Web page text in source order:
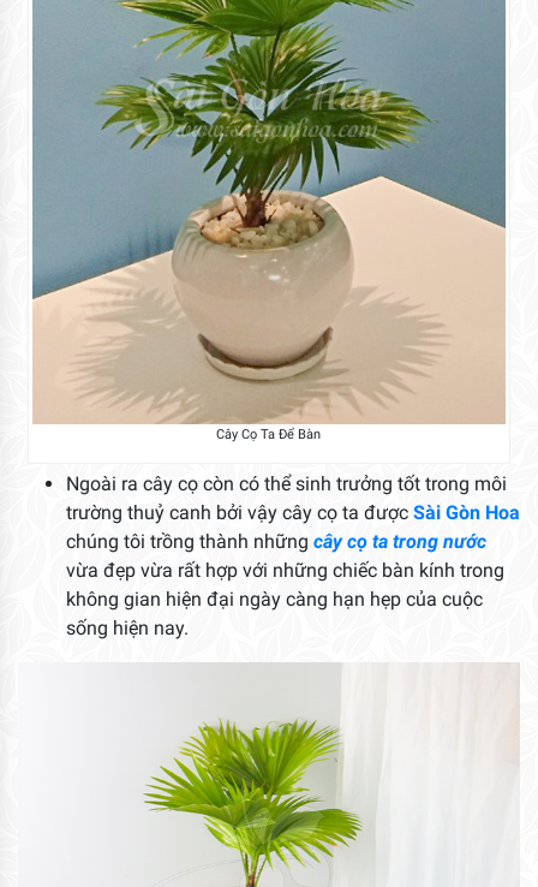
Cây Cọ Ta Để Bàn
Ngoài ra cây cọ còn có thể sinh trưởng tốt trong môi
trường thuỷ canh bởi vậy cây cọ ta được Sài Gòn Hoa
chúng tôi trồng thành những cây cọ ta trong nước
vừa đẹp vừa rất hợp với những chiếc bàn kính trong
không gian hiện đại ngày càng hạn hẹp của cuộc
sống hiện nay.